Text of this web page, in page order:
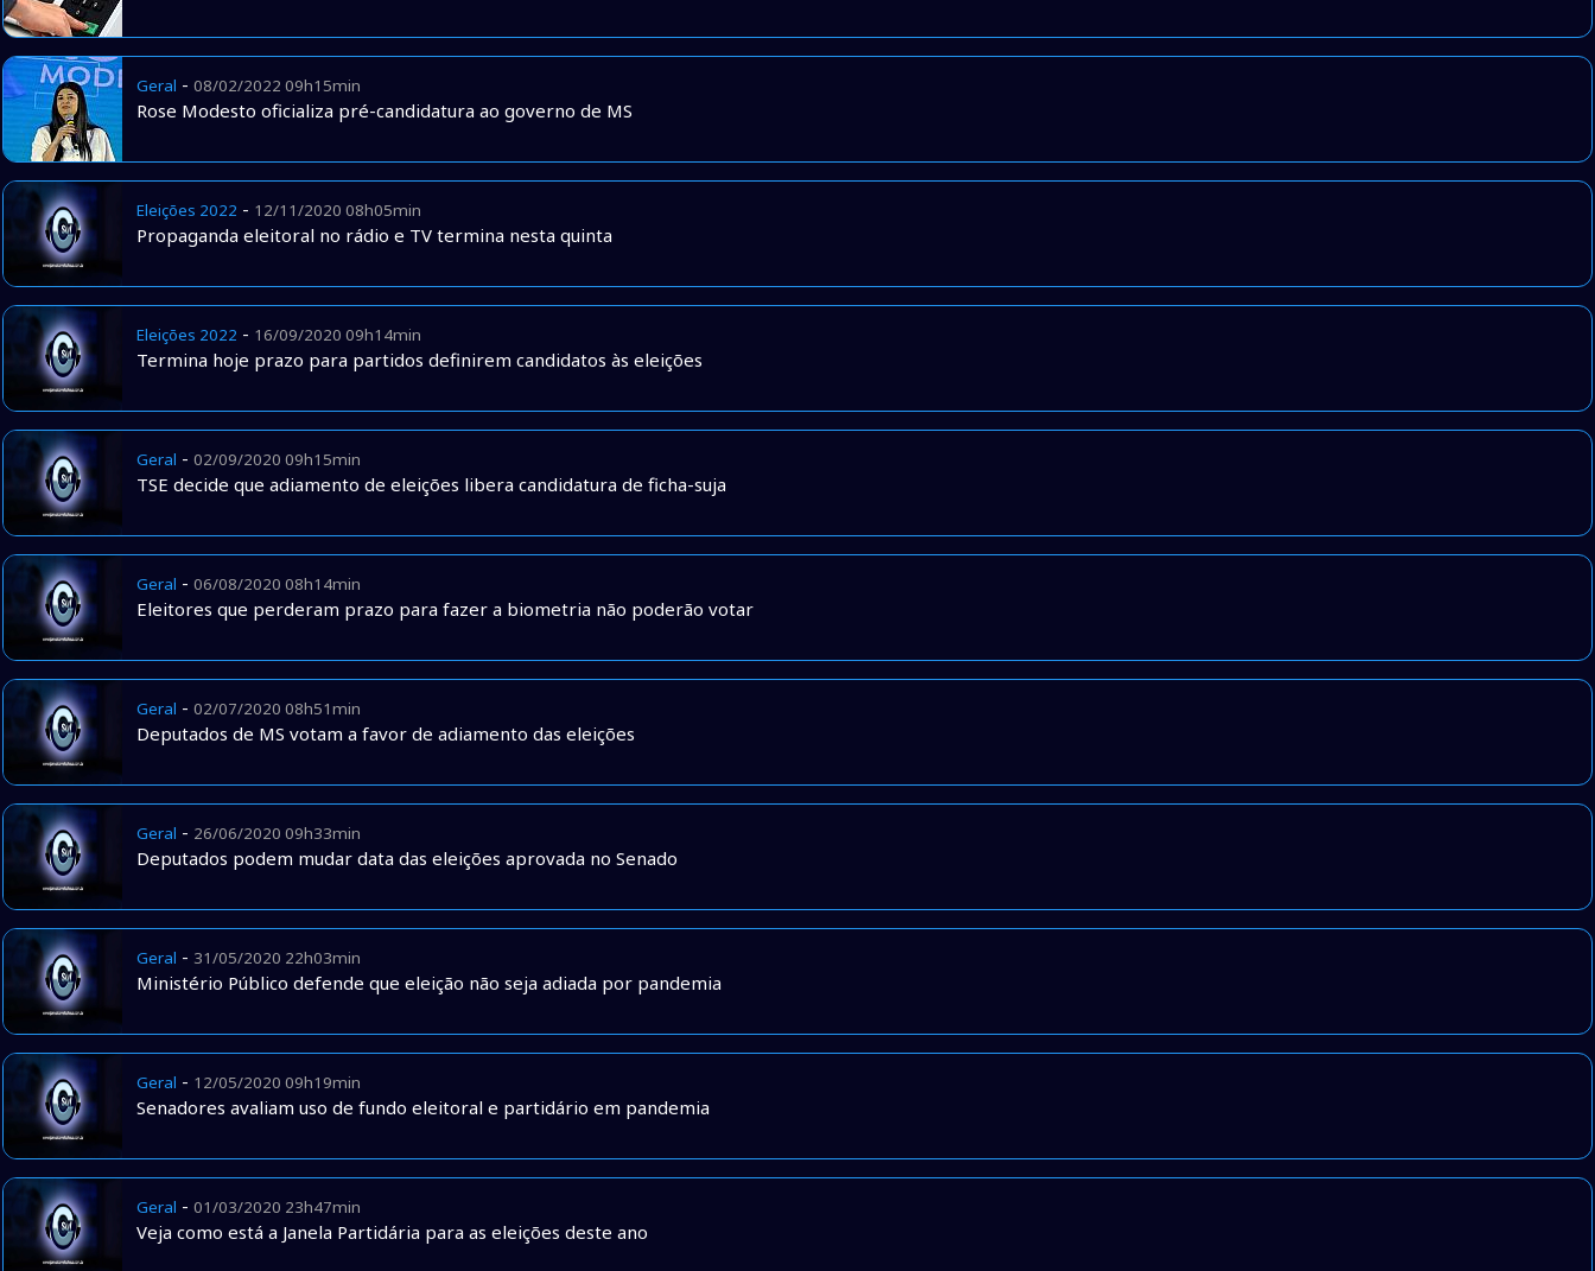
Geral - 08/02/2022 09h15min
Rose Modesto oficializa pré-candidatura ao governo de MS
Eleições 2022 - 12/11/2020 08h05min
Propaganda eleitoral no rádio e TV termina nesta quinta
Eleições 2022 - 16/09/2020 09h14min
Termina hoje prazo para partidos definirem candidatos às eleições
Geral - 02/09/2020 09h15min
TSE decide que adiamento de eleições libera candidatura de ficha-suja
Geral - 06/08/2020 08h14min
Eleitores que perderam prazo para fazer a biometria não poderão votar
Geral - 02/07/2020 08h51min
Deputados de MS votam a favor de adiamento das eleições
Geral - 26/06/2020 09h33min
Deputados podem mudar data das eleições aprovada no Senado
Geral - 31/05/2020 22h03min
Ministério Público defende que eleição não seja adiada por pandemia
Geral - 12/05/2020 09h19min
Senadores avaliam uso de fundo eleitoral e partidário em pandemia
Geral - 01/03/2020 23h47min
Veja como está a Janela Partidária para as eleições deste ano